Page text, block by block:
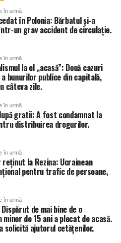
Chișinău au fost grav
Buiucani, Centru și
asigurări că situația va fi
și Balet Maria Bieșu, sub
au cedat două țevi.
de pietoni, dar și
în urmă
în Polonia: Bărbatul și-a
un grav accident de circulație.
în urmă
la el „acasă”: Două cazuri
bunurilor publice din capitală,
câteva zile.
în urmă
gratii: A fost condamnat la
distribuirea drogurilor.
în urmă
reținut la Rezina: Ucrainean
pentru trafic de persoane,
în urmă
Dispărut de mai bine de o
minor de 15 ani a plecat de acasă.
solicită ajutorul cetățenilor.